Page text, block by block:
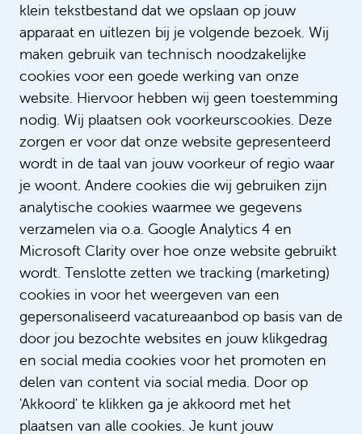
klein tekstbestand dat we opslaan op jouw
apparaat en uitlezen bij je volgende bezoek. Wij
maken gebruik van technisch noodzakelijke
cookies voor een goede werking van onze
website. Hiervoor hebben wij geen toestemming
nodig. Wij plaatsen ook voorkeurscookies. Deze
zorgen er voor dat onze website gepresenteerd
wordt in de taal van jouw voorkeur of regio waar
je woont. Andere cookies die wij gebruiken zijn
analytische cookies waarmee we gegevens
verzamelen via o.a. Google Analytics 4 en
Microsoft Clarity over hoe onze website gebruikt
wordt. Tenslotte zetten we tracking (marketing)
cookies in voor het weergeven van een
gepersonaliseerd vacatureaanbod op basis van de
door jou bezochte websites en jouw klikgedrag
en social media cookies voor het promoten en
delen van content via social media. Door op
'Akkoord' te klikken ga je akkoord met het
plaatsen van alle cookies. Je kunt jouw
We are here for you
You can contact Recruitment on working
days between 08.30 and 17.00
You can reach us by phone at 020- 444 5635
You can also send an email to
recruitment@amsterdamumc.nl
If you want to visit us, you are welcome at:
Location AMC | Meibergdreef 9 | 1105 AZ
Amsterdam
Location VUmc | De Boelelaan 1117 | 1081 HV
Amsterdam